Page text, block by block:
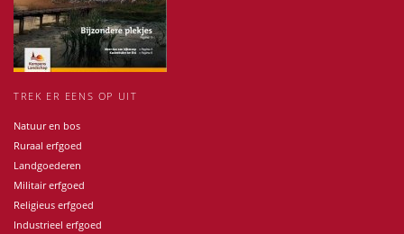
TREK ER EENS OP UIT
Natuur en bos
Ruraal erfgoed
Landgoederen
Militair erfgoed
Religieus erfgoed
Industrieel erfgoed